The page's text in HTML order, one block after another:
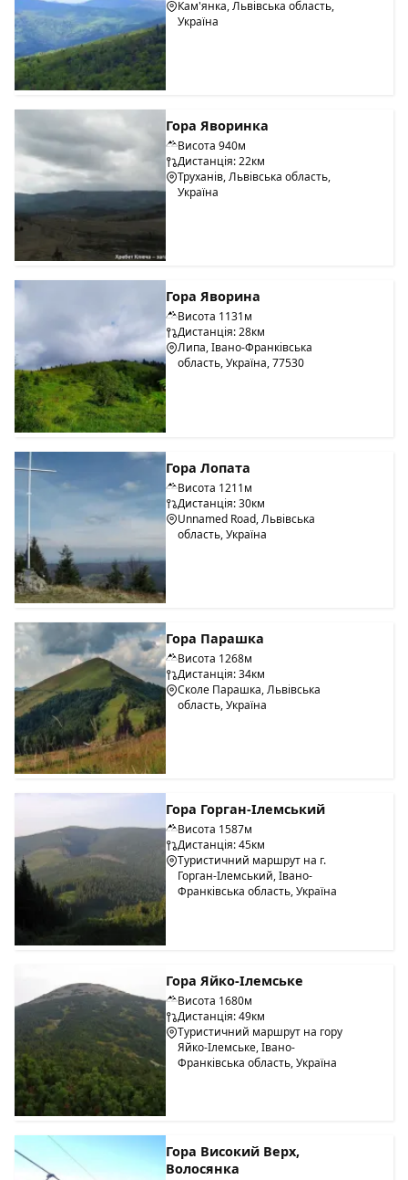
Кам'янка, Львівська область,
Україна
Гора Яворинка
Висота 940м
Дистанція: 22км
Труханів, Львівська область,
Україна
Гора Яворина
Висота 1131м
Дистанція: 28км
Липа, Івано-Франківська
область, Україна, 77530
Гора Лопата
Висота 1211м
Дистанція: 30км
Unnamed Road, Львівська
область, Україна
Гора Парашка
Висота 1268м
Дистанція: 34км
Сколе Парашка, Львівська
область, Україна
Гора Горган-Ілемський
Висота 1587м
Дистанція: 45км
Туристичний маршрут на г.
Горган-Ілемський, Івано-
Франківська область, Україна
Гора Яйко-Ілемське
Висота 1680м
Дистанція: 49км
Туристичний маршрут на гору
Яйко-Ілемське, Івано-
Франківська область, Україна
Гора Високий Верх,
Волосянка